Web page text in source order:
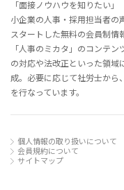
「面接ノウハウを知りたい
小企業の人事・採用担当者の
スタートした無料の会員制情
「人事のミカタ」のコンテ
の対応や法改正といった領域
成。必要に応じて社労士から
を行なっています。
個人情報の取り扱いについて
会員規約について
サイトマップ